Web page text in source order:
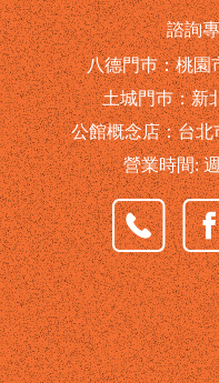
諮詢
八德門巿：桃園
土城門巿：新
公館概念店：台北
營業時間: